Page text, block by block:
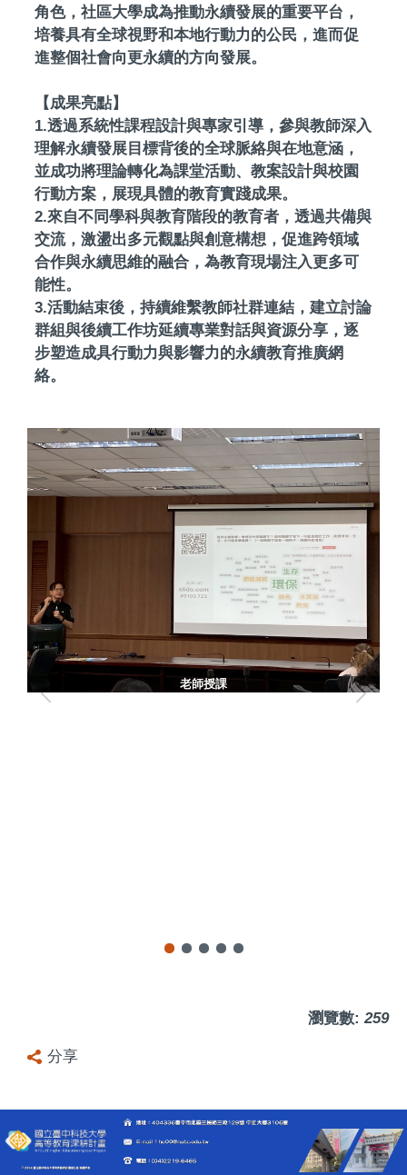
角色，社區大學成為推動永續發展的重要平台，
培養具有全球視野和本地行動力的公民，進而促
進整個社會向更永續的方向發展。
【成果亮點】
1.透過系統性課程設計與專家引導，參與教師深入
理解永續發展目標背後的全球脈絡與在地意涵，
並成功將理論轉化為課堂活動、教案設計與校園
行動方案，展現具體的教育實踐成果。
2.來自不同學科與教育階段的教育者，透過共備與
交流，激盪出多元觀點與創意構想，促進跨領域
合作與永續思維的融合，為教育現場注入更多可
能性。
3.活動結束後，持續維繫教師社群連結，建立討論
群組與後續工作坊延續專業對話與資源分享，逐
步塑造成具行動力與影響力的永續教育推廣網
絡。
老師授課
瀏覽數: 259
分享